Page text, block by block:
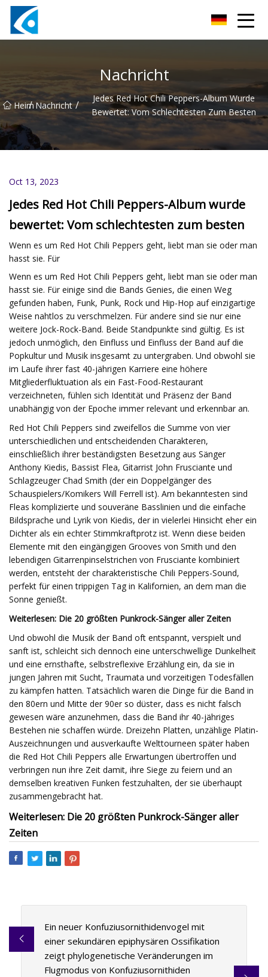
Nachricht
Heim
/ Nachricht /
Jedes Red Hot Chili Peppers-Album Wurde
Bewertet: Vom Schlechtesten Zum Besten
Oct 13, 2023
Jedes Red Hot Chili Peppers-Album wurde
bewertet: Vom schlechtesten zum besten
Wenn es um Red Hot Chili Peppers geht, liebt man sie oder man
hasst sie. Für
Wenn es um Red Hot Chili Peppers geht, liebt man sie oder man
hasst sie. Für einige sind die Bands Genies, die einen Weg
gefunden haben, Funk, Punk, Rock und Hip-Hop auf einzigartige
Weise nahtlos zu verschmelzen. Für andere sind sie nur eine
weitere Jock-Rock-Band. Beide Standpunkte sind gültig. Es ist
jedoch unmöglich, den Einfluss und Einfluss der Band auf die
Popkultur und Musik insgesamt zu untergraben. Und obwohl sie
im Laufe ihrer fast 40-jährigen Karriere eine höhere
Mitgliederfluktuation als ein Fast-Food-Restaurant
verzeichneten, fühlen sich Identität und Präsenz der Band
unabhängig von der Epoche immer relevant und erkennbar an.
Red Hot Chili Peppers sind zweifellos die Summe von vier
unterschiedlichen und entscheidenden Charakteren,
einschließlich ihrer beständigsten Besetzung aus Sänger
Anthony Kiedis, Bassist Flea, Gitarrist John Frusciante und
Schlagzeuger Chad Smith (der ein Doppelgänger des
Schauspielers/Komikers Will Ferrell ist). Am bekanntesten sind
Fleas komplizierte und souveräne Basslinien und die einfache
Bildsprache und Lyrik von Kiedis, der in vielerlei Hinsicht eher ein
Dichter als ein echter Stimmkraftprotz ist. Wenn diese beiden
Elemente mit den eingängigen Grooves von Smith und den
lebendigen Gitarrenpinselstrichen von Frusciante kombiniert
werden, entsteht der charakteristische Chili Peppers-Sound,
perfekt für einen trippigen Tag in Kalifornien, an dem man die
Sonne genießt.
Weiterlesen: Die 20 größten Punkrock-Sänger aller Zeiten
Und obwohl die Musik der Band oft entspannt, verspielt und
sanft ist, schleicht sich dennoch eine unterschwellige Dunkelheit
und eine ernsthafte, selbstreflexive Erzählung ein, da sie in
jungen Jahren mit Sucht, Traumata und vorzeitigen Todesfällen
zu kämpfen hatten. Tatsächlich waren die Dinge für die Band in
den 80ern und Mitte der 90er so düster, dass es nicht falsch
gewesen wäre anzunehmen, dass die Band ihr 40-jähriges
Bestehen nie schaffen würde. Dreizehn Platten, unzählige Platin-
Auszeichnungen und ausverkaufte Welttourneen später haben
die Red Hot Chili Peppers alle Erwartungen übertroffen und
verbringen nun ihre Zeit damit, ihre Siege zu feiern und an
demselben kreativen Funken festzuhalten, der sie überhaupt
zusammengebracht hat.
Weiterlesen: Die 20 größten Punkrock-Sänger aller
Zeiten
Ein neuer Konfuziusornithidenvogel mit
einer sekundären epiphysären Ossifikation
zeigt phylogenetische Veränderungen im
Flugmodus von Konfuziusornithiden